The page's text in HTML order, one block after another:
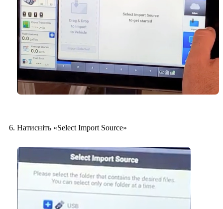
Натисніть «Select Import Source»